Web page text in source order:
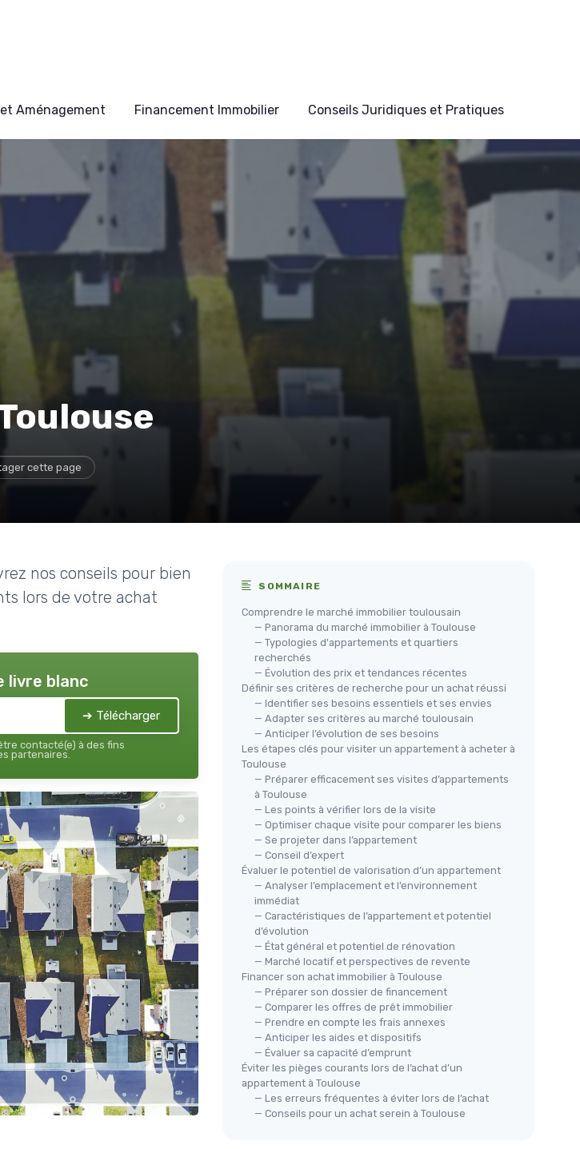
Aménagement Financement Immobilier Conseils Juridiques et Pratiques
cette page
nos conseils pour bien
lors de votre achat
livre blanc
➔ Télécharger
contacté(e) à des fins
partenaires.
SOMMAIRE
Comprendre le marché immobilier toulousain
— Panorama du marché immobilier à Toulouse
— Typologies d'appartements et quartiers
recherchés
— Évolution des prix et tendances récentes
Définir ses critères de recherche pour un achat réussi
— Identifier ses besoins essentiels et ses envies
— Adapter ses critères au marché toulousain
— Anticiper l’évolution de ses besoins
Les étapes clés pour visiter un appartement à acheter à
Toulouse
— Préparer efficacement ses visites d’appartements
à Toulouse
— Les points à vérifier lors de la visite
— Optimiser chaque visite pour comparer les biens
— Se projeter dans l’appartement
— Conseil d’expert
Évaluer le potentiel de valorisation d’un appartement
— Analyser l’emplacement et l’environnement
immédiat
— Caractéristiques de l’appartement et potentiel
d’évolution
— État général et potentiel de rénovation
— Marché locatif et perspectives de revente
Financer son achat immobilier à Toulouse
— Préparer son dossier de financement
— Comparer les offres de prêt immobilier
— Prendre en compte les frais annexes
— Anticiper les aides et dispositifs
— Évaluer sa capacité d’emprunt
Éviter les pièges courants lors de l’achat d’un
appartement à Toulouse
— Les erreurs fréquentes à éviter lors de l’achat
— Conseils pour un achat serein à Toulouse